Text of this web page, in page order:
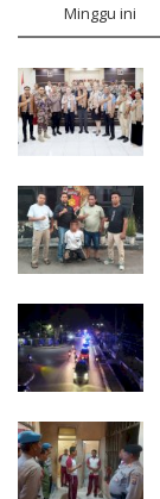
Minggu ini